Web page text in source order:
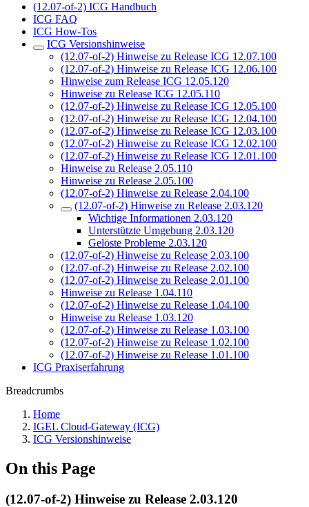
(12.07-of-2) ICG Handbuch
ICG FAQ
ICG How-Tos
ICG Versionshinweise
(12.07-of-2) Hinweise zu Release ICG 12.07.100
(12.07-of-2) Hinweise zu Release ICG 12.06.100
Hinweise zum Release ICG 12.05.120
Hinweise zu Release ICG 12.05.110
(12.07-of-2) Hinweise zu Release ICG 12.05.100
(12.07-of-2) Hinweise zu Release ICG 12.04.100
(12.07-of-2) Hinweise zu Release ICG 12.03.100
(12.07-of-2) Hinweise zu Release ICG 12.02.100
(12.07-of-2) Hinweise zu Release ICG 12.01.100
Hinweise zu Release 2.05.110
Hinweise zu Release 2.05.100
(12.07-of-2) Hinweise zu Release 2.04.100
(12.07-of-2) Hinweise zu Release 2.03.120
Wichtige Informationen 2.03.120
Unterstützte Umgebung 2.03.120
Gelöste Probleme 2.03.120
(12.07-of-2) Hinweise zu Release 2.03.100
(12.07-of-2) Hinweise zu Release 2.02.100
(12.07-of-2) Hinweise zu Release 2.01.100
Hinweise zu Release 1.04.110
(12.07-of-2) Hinweise zu Release 1.04.100
Hinweise zu Release 1.03.120
(12.07-of-2) Hinweise zu Release 1.03.100
(12.07-of-2) Hinweise zu Release 1.02.100
(12.07-of-2) Hinweise zu Release 1.01.100
ICG Praxiserfahrung
Breadcrumbs
Home
IGEL Cloud-Gateway (ICG)
ICG Versionshinweise
On this Page
(12.07-of-2) Hinweise zu Release 2.03.120